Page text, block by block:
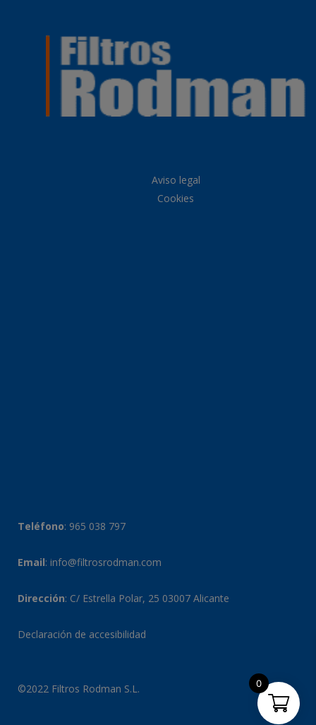
Aviso legal
Cookies
Teléfono: 965 038 797
Email: info@filtrosrodman.com
Dirección: C/ Estrella Polar, 25 03007 Alicante
Declaración de accesibilidad
©2022 Filtros Rodman S.L. 0